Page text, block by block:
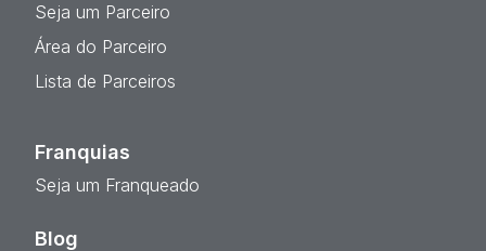
Seja um Parceiro
Área do Parceiro
Lista de Parceiros
Franquias
Seja um Franqueado
Blog